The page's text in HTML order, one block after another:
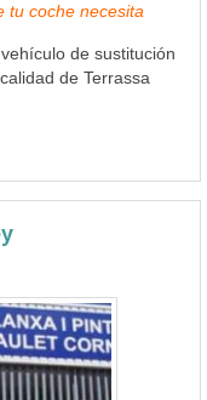
tu coche necesita
de sustitución
de Terrassa